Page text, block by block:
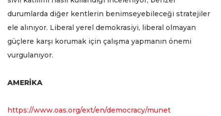
durumlarda diğer kentlerin benimseyebileceği stratejiler
ele alınıyor. Liberal yerel demokrasiyi, liberal olmayan
güçlere karşı korumak için çalışma yapmanın önemi
vurgulanıyor.
AMERİKA
https://www.oas.org/ext/en/democracy/munet